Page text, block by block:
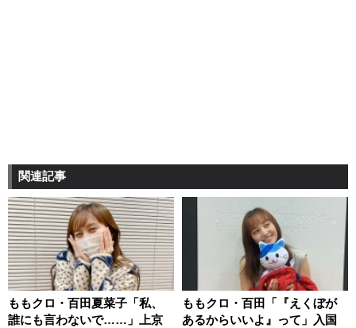
関連記事
ももクロ・百田夏菜子「私、
誰にも言わないで……」上京
ももクロ・百田「『えくぼが
あるからいいよ』って」入国